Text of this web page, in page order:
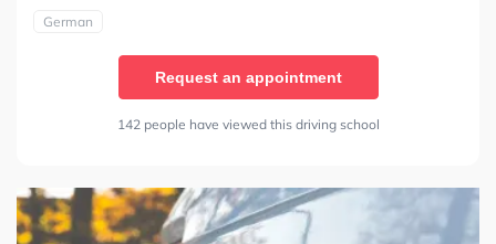
German
Request an appointment
142 people have viewed this driving school